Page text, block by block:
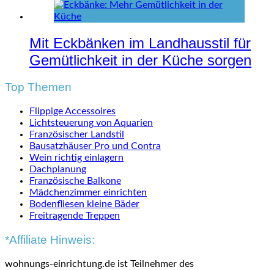
Mit Eckbänken im Landhausstil für
Gemütlichkeit in der Küche sorgen
Top Themen
Flippige Accessoires
Lichtsteuerung von Aquarien
Französischer Landstil
Bausatzhäuser Pro und Contra
Wein richtig einlagern
Dachplanung
Französische Balkone
Mädchenzimmer einrichten
Bodenfliesen kleine Bäder
Freitragende Treppen
*Affiliate Hinweis:
wohnungs-einrichtung.de ist Teilnehmer des